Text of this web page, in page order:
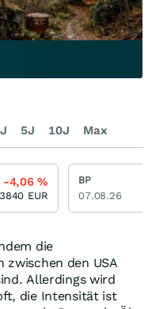
die
zwischen den USA
Allerdings wird
die Intensität ist
5J 10J Max
-4,06%
EUR
BP
07.08.26